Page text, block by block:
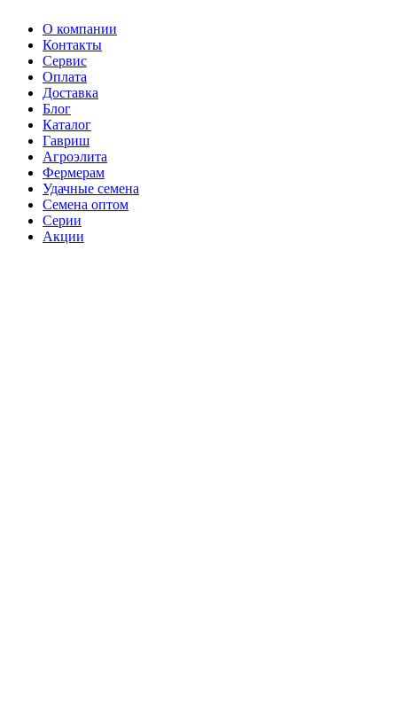
О компании
Контакты
Сервис
Оплата
Доставка
Блог
Каталог
Гавриш
Агроэлита
Фермерам
Удачные семена
Семена оптом
Серии
Акции